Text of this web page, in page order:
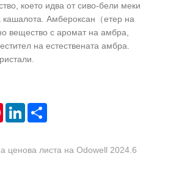
което идва от сиво-бели меки
кашалота. Амбероксан（етер на
вещество с аромат на амбра,
на естествената амбра.
PinterestLinkedIn
ценова листа на Odowell 2024.6